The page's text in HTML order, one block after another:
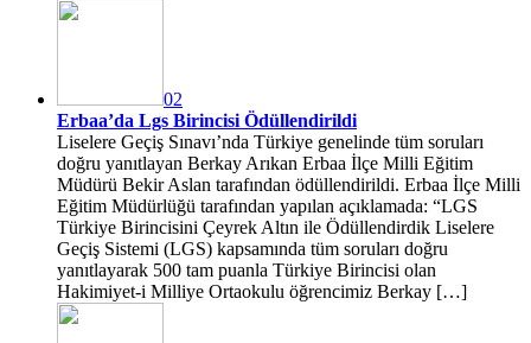
02
Erbaa’da Lgs Birincisi Ödüllendirildi
Liselere Geçiş Sınavı’nda Türkiye genelinde tüm soruları
doğru yanıtlayan Berkay Arıkan Erbaa İlçe Milli Eğitim
Müdürü Bekir Aslan tarafından ödüllendirildi. Erbaa İlçe Milli
Eğitim Müdürlüğü tarafından yapılan açıklamada: “LGS
Türkiye Birincisini Çeyrek Altın ile Ödüllendirdik Liselere
Geçiş Sistemi (LGS) kapsamında tüm soruları doğru
yanıtlayarak 500 tam puanla Türkiye Birincisi olan
Hakimiyet-i Milliye Ortaokulu öğrencimiz Berkay […]